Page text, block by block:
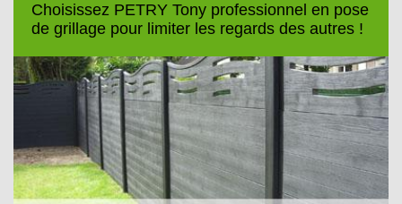
Choisissez PETRY Tony professionnel en pose
de grillage pour limiter les regards des autres !